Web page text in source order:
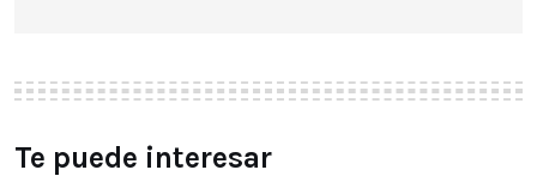
Te puede interesar